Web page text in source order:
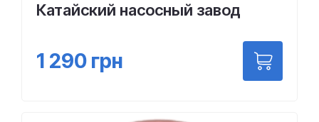
Катайский насосный завод
1 290 грн